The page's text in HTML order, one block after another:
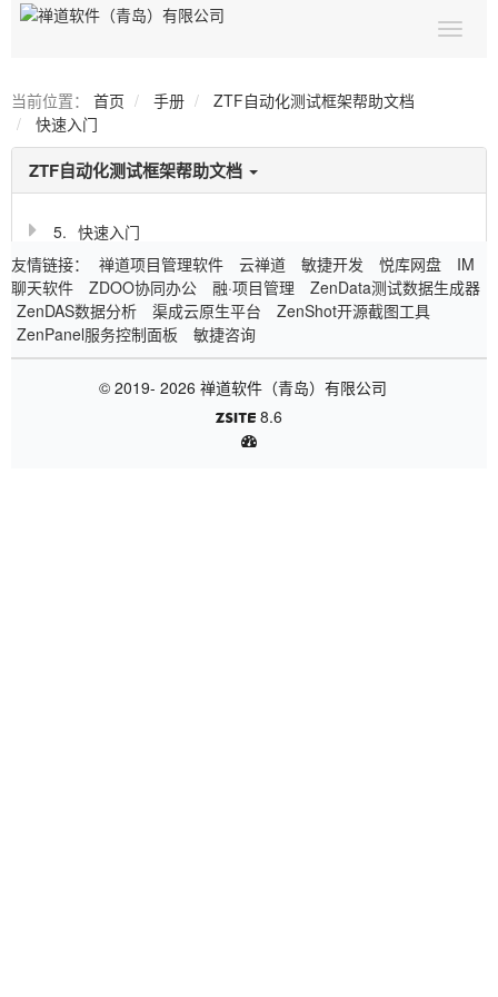
当前位置： 首页 手册
ZTF自动化测试框架帮助文档
快速入门
ZTF自动化测试框架帮助文档
5. 快速入门
友情链接：
禅道项目管理软件 云禅道 敏捷开发 悦库网盘
IM
聊天软件
ZDOO协同办公 融·项目管理
ZenData测试数据生成器
ZenDAS数据分析
渠成云原生平台
ZenShot开源截图工具
ZenPanel服务控制面板
敏捷咨询
© 2019- 2026 禅道软件（青岛）有限公司
8.6